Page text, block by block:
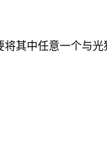
其中任意一个与